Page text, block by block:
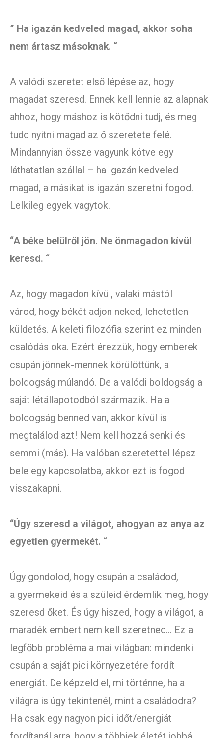
” Ha igazán kedveled magad, akkor soha
nem ártasz másoknak. “
A valódi szeretet első lépése az, hogy
magadat szeresd. Ennek kell lennie az alapnak
ahhoz, hogy máshoz is kötődni tudj, és meg
tudd nyitni magad az ő szeretete felé.
Mindannyian össze vagyunk kötve egy
láthatatlan szállal – ha igazán kedveled
magad, a másikat is igazán szeretni fogod.
Lelkileg egyek vagytok.
“A béke belülről jön. Ne önmagadon kívül
keresd. “
Az, hogy magadon kívül, valaki mástól
várod, hogy békét adjon neked, lehetetlen
küldetés. A keleti filozófia szerint ez minden
csalódás oka. Ezért érezzük, hogy emberek
csupán jönnek-mennek körülöttünk, a
boldogság múlandó. De a valódi boldogság a
saját létállapotodból származik. Ha a
boldogság benned van, akkor kívül is
megtalálod azt! Nem kell hozzá senki és
semmi (más). Ha valóban szeretettel lépsz
bele egy kapcsolatba, akkor ezt is fogod
visszakapni.
“Úgy szeresd a világot, ahogyan az anya az
egyetlen gyermekét. “
Úgy gondolod, hogy csupán a családod,
a gyermekeid és a szüleid érdemlik meg, hogy
szeresd őket. És úgy hiszed, hogy a világot, a
maradék embert nem kell szeretned… Ez a
legfőbb probléma a mai világban: mindenki
csupán a saját pici környezetére fordít
energiát. De képzeld el, mi történne, ha a
világra is úgy tekintenél, mint a családodra?
Ha csak egy nagyon pici időt/energiát